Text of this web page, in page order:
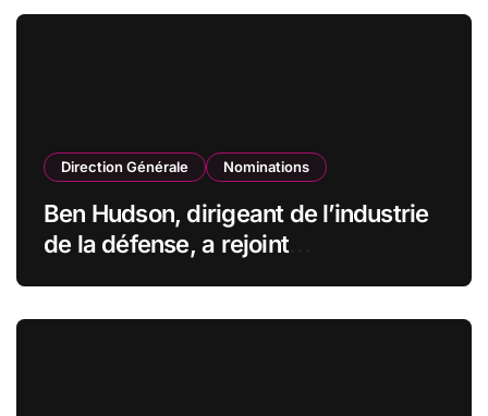
Direction Générale Nominations
Ben Hudson, dirigeant de l’industrie
de la défense, a rejoint